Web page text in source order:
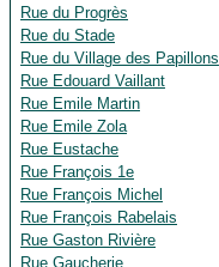
Rue du Progrès
Rue du Stade
Rue du Village des Papillons
Rue Edouard Vaillant
Rue Emile Martin
Rue Emile Zola
Rue Eustache
Rue François 1e
Rue François Michel
Rue François Rabelais
Rue Gaston Rivière
Rue Gaucherie